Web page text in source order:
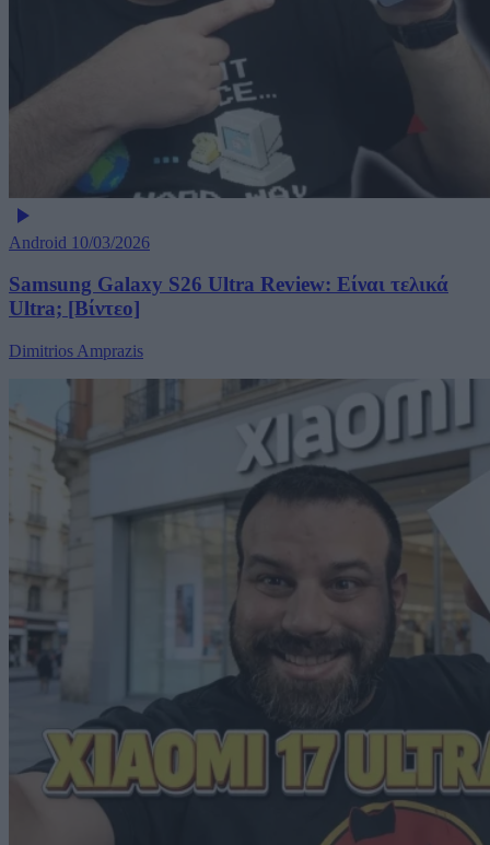
Android 10/03/2026
Samsung Galaxy S26 Ultra Review: Είναι τελικά
Ultra; [Βίντεο]
Dimitrios Amprazis